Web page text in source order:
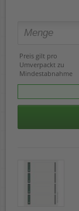
Preis gilt pro
Umverpackt zu
Mindestabnahme